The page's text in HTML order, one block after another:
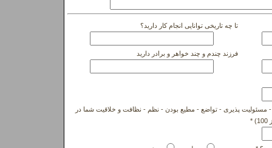
تا چه تاریخی توانایی انجام کار دارید؟
فرزند چندم و چند خواهر و برادر دارید
مسئولیت پذیری - تواضع - مطیع بودن - نظم - نظافت و خلاقیت شما در